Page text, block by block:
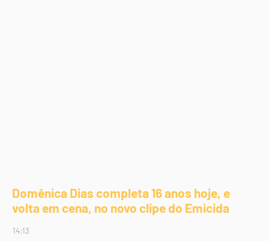
Domênica Dias completa 16 anos hoje, e
volta em cena, no novo clipe do Emicida
14:13